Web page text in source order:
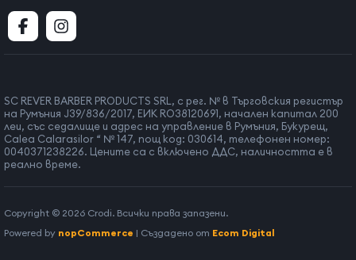
SC REVER BARBER PRODUCTS SRL, с рег. № в Търговския регистър
на Румъния J39/836/2017, ЕИК RO38120691, начален капитал 200
леи, със седалище и адрес на управление в Румъния, Букурещ,
Calea Calarasilor “ № 147, пощ код: 030614, телефонен номер:
0040371238226. Цените са с включено ДДС, наличността е в
реално време.
Copyright © 2026 Crodi. Всички права запазени.
Powered by nopCommerce | Създадено от Ecom Digital